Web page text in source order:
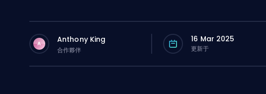
A Anthony King
合作夥伴
16 Mar 2025
更新于